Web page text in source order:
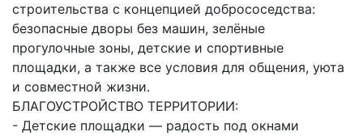
строительства с концепцией добрососедства:
безопасные дворы без машин, зелёные
прогулочные зоны, детские и спортивные
площадки, а также все условия для общения, уюта
и совместной жизни.
БЛАГОУСТРОЙСТВО ТЕРРИТОРИИ:
- Детские площадки — радость под окнами